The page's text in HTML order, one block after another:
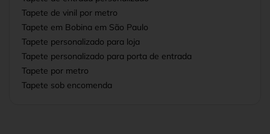
Tapete de vinil por metro
Tapete em Bobina em São Paulo
Tapete personalizado para loja
Tapete personalizado para porta de entrada
Tapete por metro
Tapete sob encomenda